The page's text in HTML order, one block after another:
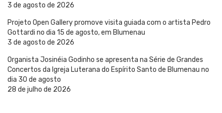
3 de agosto de 2026
Projeto Open Gallery promove visita guiada com o artista Pedro
Gottardi no dia 15 de agosto, em Blumenau
3 de agosto de 2026
Organista Josinéia Godinho se apresenta na Série de Grandes
Concertos da Igreja Luterana do Espírito Santo de Blumenau no
dia 30 de agosto
28 de julho de 2026